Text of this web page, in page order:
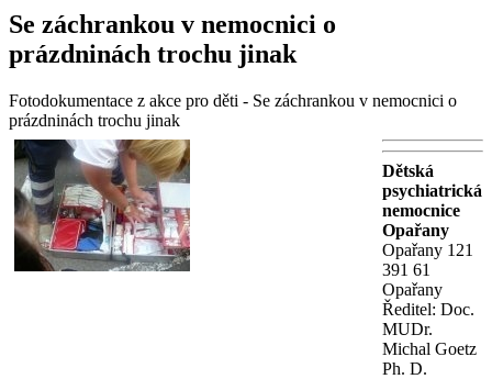
Se záchrankou v nemocnici o
prázdninách trochu jinak
Fotodokumentace z akce pro děti - Se záchrankou v nemocnici o
prázdninách trochu jinak
Dětská
psychiatrická
nemocnice
Opařany
Opařany 121
391 61
Opařany
Ředitel: Doc.
MUDr.
Michal Goetz
Ph. D.